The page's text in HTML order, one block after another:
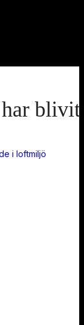
blivit